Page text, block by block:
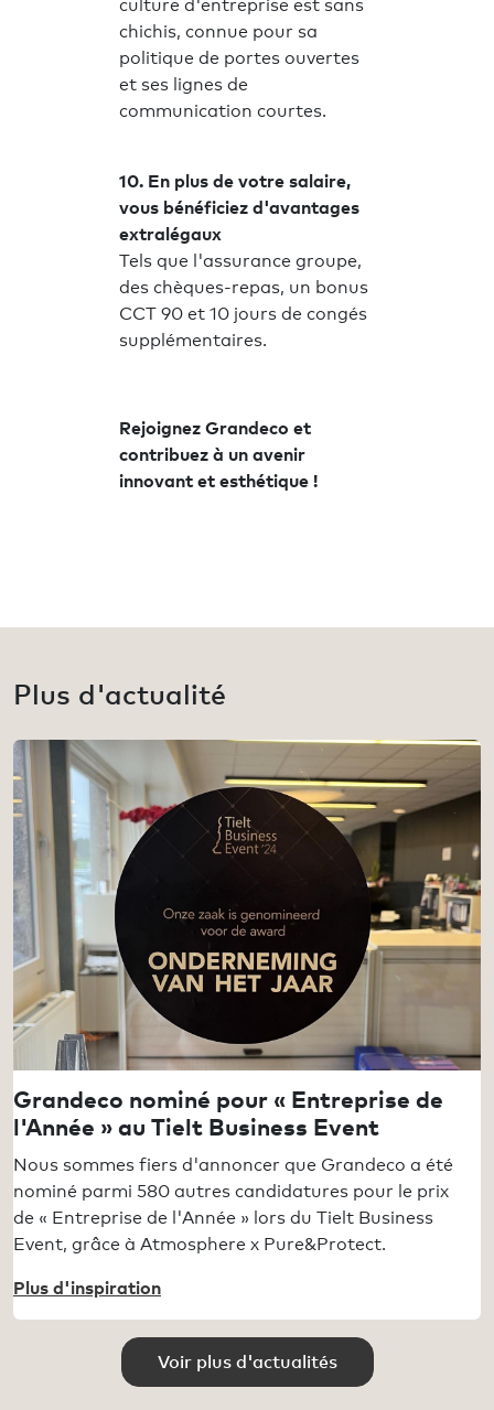
culture d'entreprise est sans
chichis, connue pour sa
politique de portes ouvertes
et ses lignes de
communication courtes.
10. En plus de votre salaire,
vous bénéficiez d'avantages
extralégaux
Tels que l'assurance groupe,
des chèques-repas, un bonus
CCT 90 et 10 jours de congés
supplémentaires.
Rejoignez Grandeco et
contribuez à un avenir
innovant et esthétique !
Plus d'actualité
Grandeco nominé pour « Entreprise de
l'Année » au Tielt Business Event
Nous sommes fiers d'annoncer que Grandeco a été
nominé parmi 580 autres candidatures pour le prix
de « Entreprise de l'Année » lors du Tielt Business
Event, grâce à Atmosphere x Pure&Protect.
Plus d'inspiration
Voir plus d'actualités